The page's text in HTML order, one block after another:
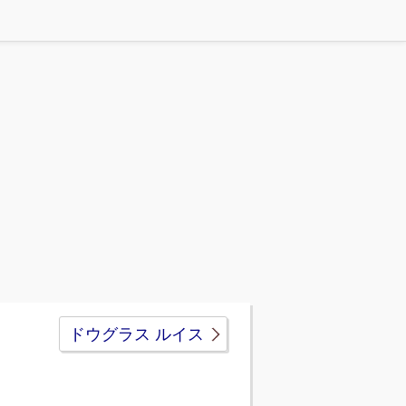
ドウグラス ルイス